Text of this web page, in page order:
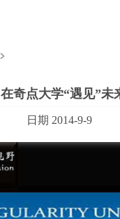
在奇点大学“遇见”未
日期 2014-9-9